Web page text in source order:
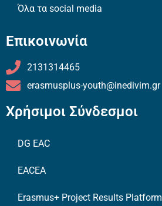
Όλα τα social media
Επικοινωνία
2131314465
erasmusplus-youth@inedivim.gr
Χρήσιμοι Σύνδεσμοι
DG EAC
EACEA
Erasmus+ Project Results Platform